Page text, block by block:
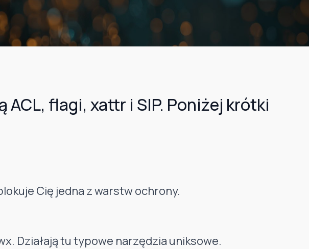
flagi, xattr i SIP. Poniżej krótki
Cię jedna z warstw ochrony.
Działają tu typowe narzędzia uniksowe.